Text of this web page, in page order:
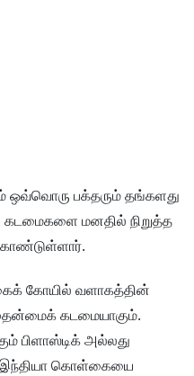
ஒவ்வொரு பக்தரும் தங்களது
கடமைகளை மனதில் நிறுத்த
கோயில் வளாகத்தின்
கடமையாகும்.
பிளாஸ்டிக் அல்லது
இந்தியா கொள்கையை